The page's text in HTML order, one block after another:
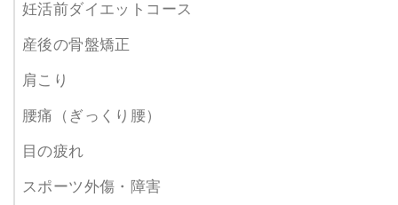
妊活前ダイエットコース
産後の骨盤矯正
肩こり
腰痛（ぎっくり腰）
目の疲れ
スポーツ外傷・障害